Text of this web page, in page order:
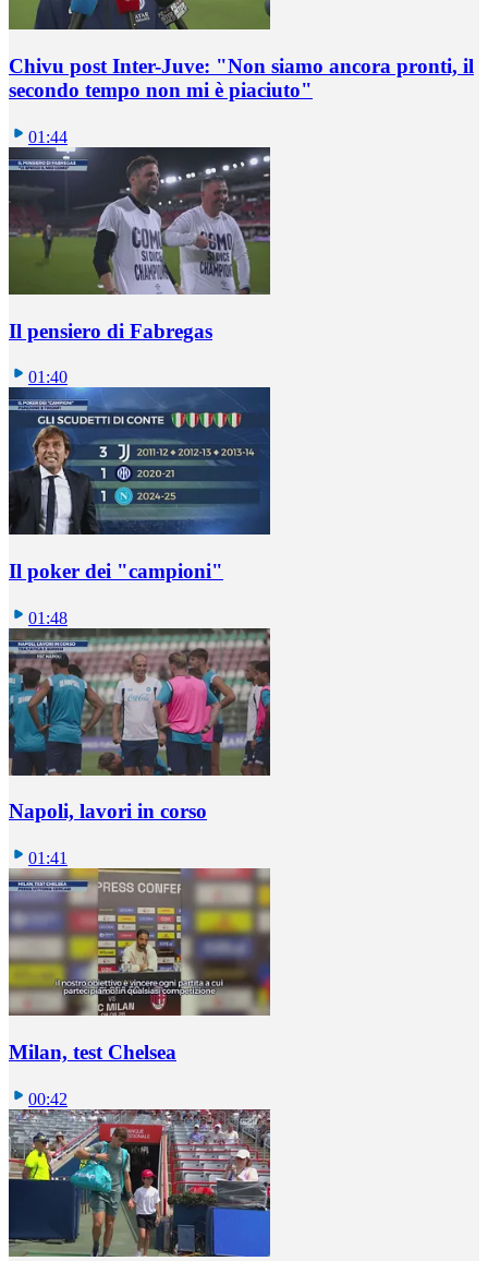
Chivu post Inter-Juve: "Non siamo ancora pronti, il
secondo tempo non mi è piaciuto"
01:44
Il pensiero di Fabregas
01:40
Il poker dei "campioni"
01:48
Napoli, lavori in corso
01:41
Milan, test Chelsea
00:42